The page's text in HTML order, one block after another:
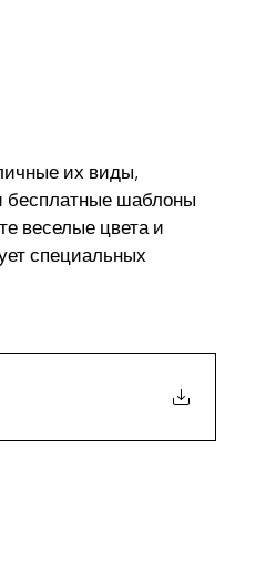
их виды,
бесплатные шаблоны
веселые цвета и
специальных